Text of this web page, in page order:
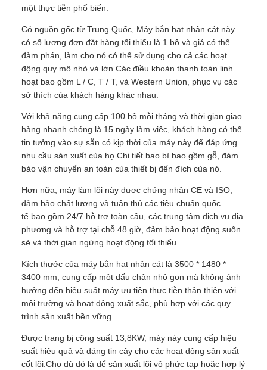
một thực tiễn phổ biến.
Có nguồn gốc từ Trung Quốc, Máy bắn hạt nhân cát này
có số lượng đơn đặt hàng tối thiểu là 1 bộ và giá có thể
đàm phán, làm cho nó có thể sử dụng cho cả các hoạt
động quy mô nhỏ và lớn.Các điều khoản thanh toán linh
hoạt bao gồm L / C, T / T, và Western Union, phục vụ các
sở thích của khách hàng khác nhau.
Với khả năng cung cấp 100 bộ mỗi tháng và thời gian giao
hàng nhanh chóng là 15 ngày làm việc, khách hàng có thể
tin tưởng vào sự sẵn có kịp thời của máy này để đáp ứng
nhu cầu sản xuất của họ.Chi tiết bao bì bao gồm gỗ, đảm
bảo vận chuyển an toàn của thiết bị đến đích của nó.
Hơn nữa, máy làm lõi này được chứng nhận CE và ISO,
đảm bảo chất lượng và tuân thủ các tiêu chuẩn quốc
tế.bao gồm 24/7 hỗ trợ toàn cầu, các trung tâm dịch vụ địa
phương và hỗ trợ tại chỗ 48 giờ, đảm bảo hoạt động suôn
sẻ và thời gian ngừng hoạt động tối thiểu.
Kích thước của máy bắn hạt nhân cát là 3500 * 1480 *
3400 mm, cung cấp một dấu chân nhỏ gọn mà không ảnh
hưởng đến hiệu suất.máy ưu tiên thực tiễn thân thiện với
môi trường và hoạt động xuất sắc, phù hợp với các quy
trình sản xuất bền vững.
Được trang bị công suất 13,8KW, máy này cung cấp hiệu
suất hiệu quả và đáng tin cậy cho các hoạt động sản xuất
cốt lõi.Cho dù đó là để sản xuất lõi vỏ phức tạp hoặc hợp lý